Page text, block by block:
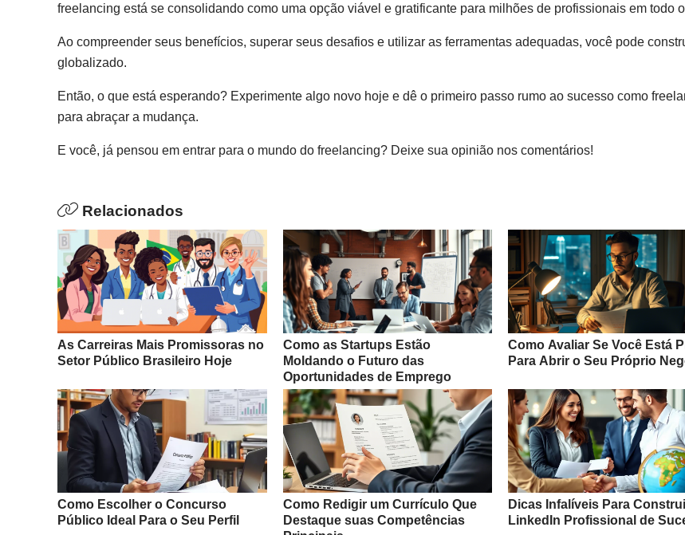
freelancing está se consolidando como uma opção viável e gratificante para milhões de profissionais em todo
Ao compreender seus benefícios, superar seus desafios e utilizar as ferramentas adequadas, você pode
globalizado.
Então, o que está esperando? Experimente algo novo hoje e dê o primeiro passo rumo ao sucesso como
para abraçar a mudança.
E você, já pensou em entrar para o mundo do freelancing? Deixe sua opinião nos comentários!
Relacionados
As Carreiras Mais Promissoras no
Setor Público Brasileiro Hoje
Como as Startups Estão
Moldando o Futuro das
Oportunidades de Emprego
Como Avaliar Se Você Está
Para Abrir o Seu Próprio
Como Escolher o Concurso
Público Ideal Para o Seu Perfil
Como Redigir um Currículo Que
Destaque suas Competências
Dicas Infalíveis Para
LinkedIn Profissional de